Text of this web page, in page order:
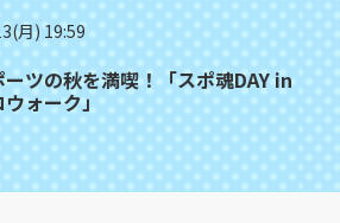
月) 19:59
ーツの秋を満喫！「スポ魂DAY in
ォーク」